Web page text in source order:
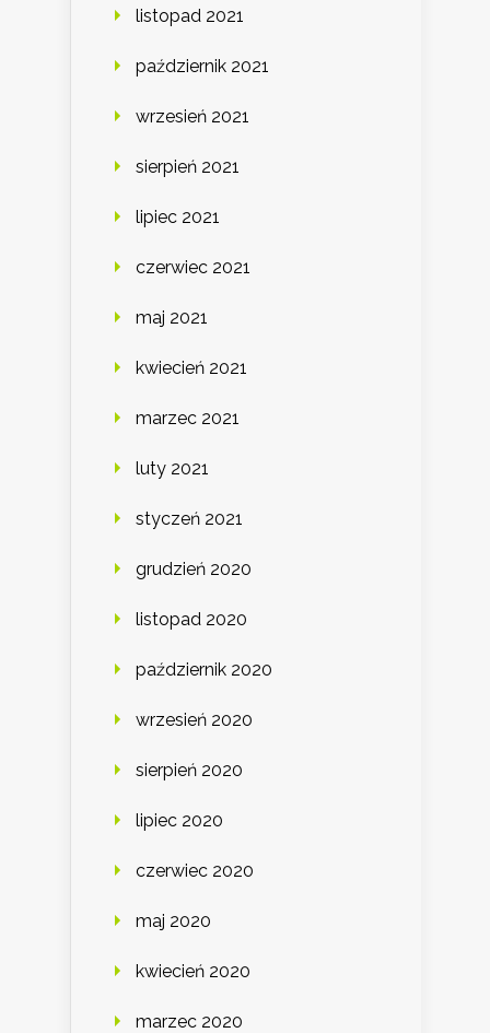
listopad 2021
październik 2021
wrzesień 2021
sierpień 2021
lipiec 2021
czerwiec 2021
maj 2021
kwiecień 2021
marzec 2021
luty 2021
styczeń 2021
grudzień 2020
listopad 2020
październik 2020
wrzesień 2020
sierpień 2020
lipiec 2020
czerwiec 2020
maj 2020
kwiecień 2020
marzec 2020